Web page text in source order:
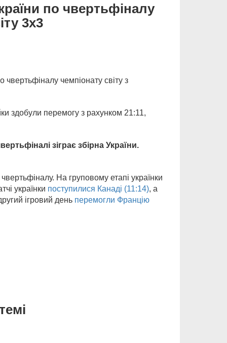
по чвертьфіналу
3х3
чвертьфіналу чемпіонату світу з
здобули перемогу з рахунком 21:11,
зіграє збірна України.
На груповому етапі українки
українки поступилися Канаді (11:14), а
ігровий день перемогли Францію